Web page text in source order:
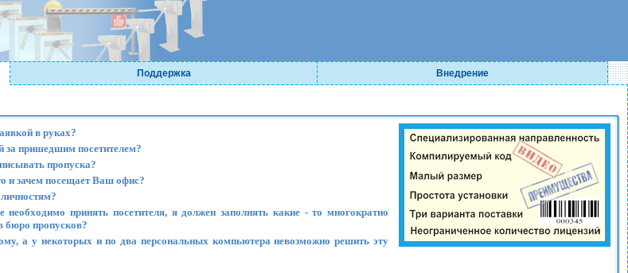
Поддержка Внедрение
в руках?
за пришедшим посетителем?
пропуска?
и зачем посещает Ваш офис?
принять посетителя, я должен заполнять какие - то многократно
бюро пропусков?
а у некоторых и по два персональных компьютера невозможно решить эту